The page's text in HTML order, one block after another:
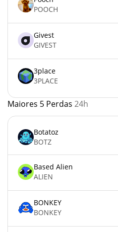
POOCH
Givest
GIVEST
3place
3PLACE
Maiores 5 Perdas 24h
Botatoz
BOTZ
Based Alien
ALIEN
BONKEY
BONKEY